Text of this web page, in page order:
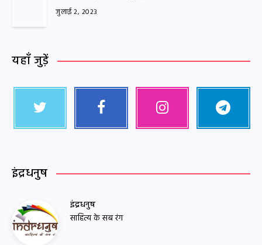
जुलाई 2, 2023
यहाँ जुड़ें
इंद्रधनुष
इंद्रधनुष
साहित्य के सब रंग